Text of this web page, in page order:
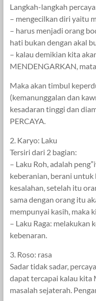
Langkah-langkah
– mengecilkan diri yaitu
– harus menjadi orang
hati bukan dengan akal
– kalau demikian kita
MENDENGARKAN,
Maka akan timbul
(kemanunggalan dan
kesadaran tinggi dan
PERCAYA.
2. Karyo: Laku
Tersiri dari 2 bagian:
– Laku Roh, adalah
keberanian, berani
kesalahan, setelah itu
sama dengan orang itu
mempunyai kasih, maka
– Laku Raga: melakukan
kebenaran.
3. Roso: rasa
Sadar tidak sadar,
dapat tercapai kalau kita
masalah sejaterah.